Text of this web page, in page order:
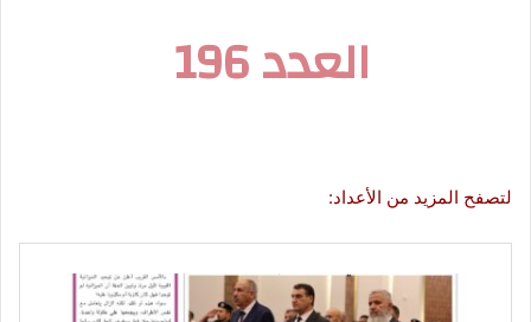
العدد 196
لتصفح المزيد من الأعداد: